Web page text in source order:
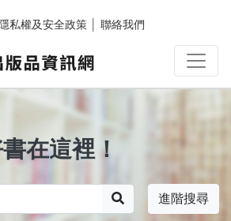
隱私權及安全政策 聯絡我們
在這裡！
進階搜尋